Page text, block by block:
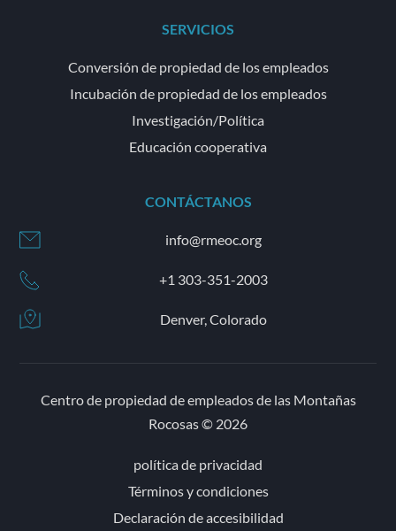
SERVICIOS
Conversión de propiedad de los empleados
Incubación de propiedad de los empleados
Investigación/Política
Educación cooperativa
CONTÁCTANOS
info@rmeoc.org
+1 303-351-2003
Denver, Colorado
Centro de propiedad de empleados de las Montañas
Rocosas © 2026
política de privacidad
Términos y condiciones
Declaración de accesibilidad